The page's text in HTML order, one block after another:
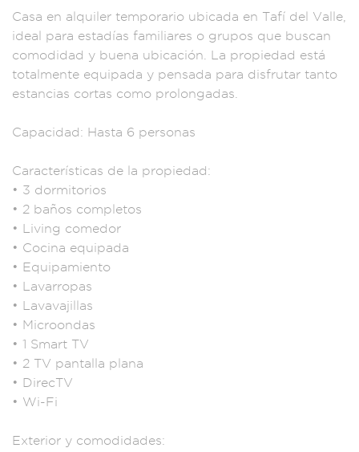
Casa en alquiler temporario ubicada en Tafí del Va lle,
ideal para estadías famil iares o grupos que buscan
comodidad y buena ubicación . La propiedad está
totalmente equipada y pensada para disfrutar tanto
estancias cortas como prolongadas.
Capacidad: Hasta 6 personas
Características de la propiedad:
• 3 dormitorios
• 2 baños completos
• Living comedor
• Cocina equipada
• Equipamiento
• Lavarropas
• Lavavajillas
• Microondas
• 1 Smart TV
• 2 TV pantalla plana
• DirecTV
• Wi-Fi
Exterior y comodidades: